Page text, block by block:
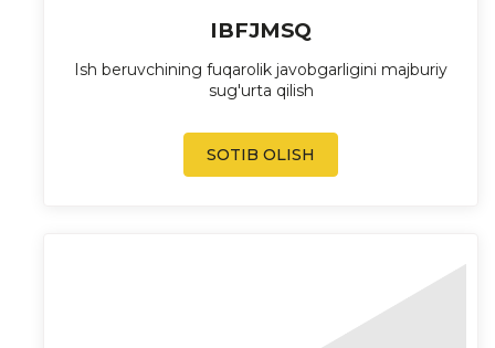
IBFJMSQ
Ish beruvchining fuqarolik javobgarligini majburiy
sug'urta qilish
SOTIB OLISH